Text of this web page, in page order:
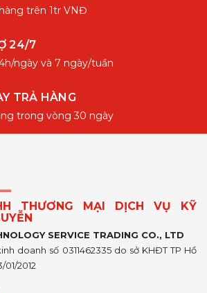
trên 1tr VNĐ
24/7
ngày và 7 ngày/tuần
TRẢ HÀNG
trong vòng 30 ngày
THƯƠNG MẠI DỊCH VỤ KỸ
SERVICE TRADING CO., LTD
doanh số 0311462335 do sở KHĐT TP Hồ
2012